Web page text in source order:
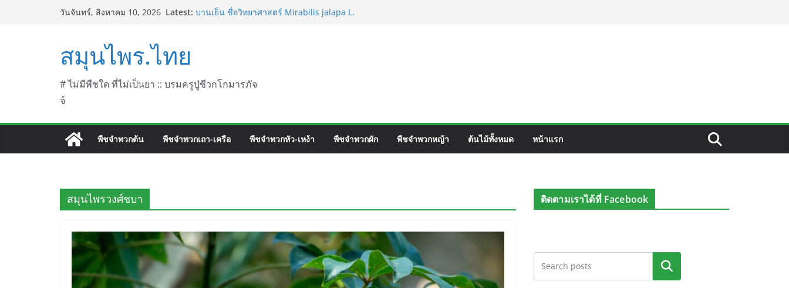
วันจันทร์, สิงหาคม 10, 2026 Latest: บานเย็น ชื่อวิทยาศาสตร์ Mirabilis jalapa L.
บานไม่รู้โรย
สมุนไพร.ไทย
# ไม่มีพืชใด ที่ไม่เป็นยา :: บรมครูปู่ชีวกโกมารภัจ
จ์
พืชจำพวกต้น พืชจำพวกเถา-เครือ พืชจำพวกหัว-เหง้า พืชจำพวกผัก พืชจำพวกหญ้า ต้นไม้ทั้งหมด หน้าแรก
สมุนไพรวงศ์ชบา ติดตามเราได้ที่ Facebook
ค้นหา